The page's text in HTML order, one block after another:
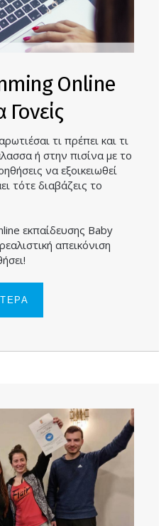
Online
τι πρέπει και τι
ή στην πισίνα με το
να εξοικειωθεί
τότε διαβάζεις το
εκπαίδευσης Baby
απεικόνιση
ΓΙΑ ΓΟΝΕΙΣ